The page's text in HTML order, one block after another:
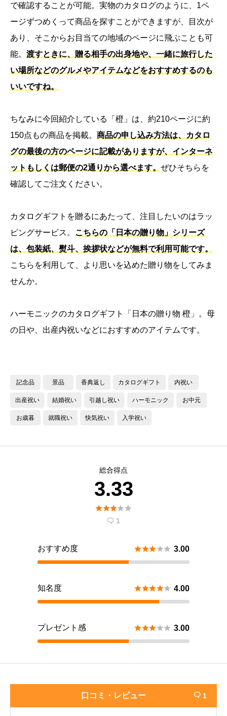
で確認することが可能。実物のカタログのように、1ペ
ージずつめくって商品を探すことができますが、目次が
あり、そこからお目当ての地域のページに飛ぶことも可
能。 渡すときに、贈る相手の出身地や、一緒に旅行した
い場所などのグルメやアイテムなどをおすすめするのも
いいですね。
ちなみに今回紹介している「橙」は、約210ページに約
150点もの商品を掲載。 商品の申し込み方法は、カタロ
グの最後の方のページに記載がありますが、インターネ
ットもしくは郵便の2通りから選べます。 ぜひそちらを
確認してご注文ください。
カタログギフトを贈るにあたって、注目したいのはラッ
ピングサービス。 こちらの「日本の贈り物」シリーズ
は、包装紙、熨斗、挨拶状などが無料で利用可能です。
こちらを利用して、より思いを込めた贈り物をしてみま
せんか。
ハーモニックのカタログギフト「日本の贈り物 橙」。母
の日や、出産内祝いなどにおすすめのアイテムです。
記念品 景品 香典返し カタログギフト 内祝い
出産祝い 結婚祝い 引越し祝い ハーモニック お中元
お歳暮 就職祝い 快気祝い 入学祝い
総合得点
3.33

 1
おすすめ度  3.00
知名度  4.00
プレゼント感  3.00
口コミ・レビュー  1